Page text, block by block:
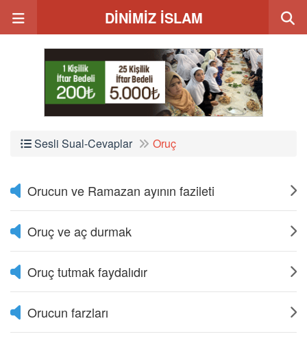
DİNİMİZ İSLAM
Sesli Sual-Cevaplar Oruç
Orucun ve Ramazan ayının fazileti
Oruç ve aç durmak
Oruç tutmak faydalıdır
Orucun farzları